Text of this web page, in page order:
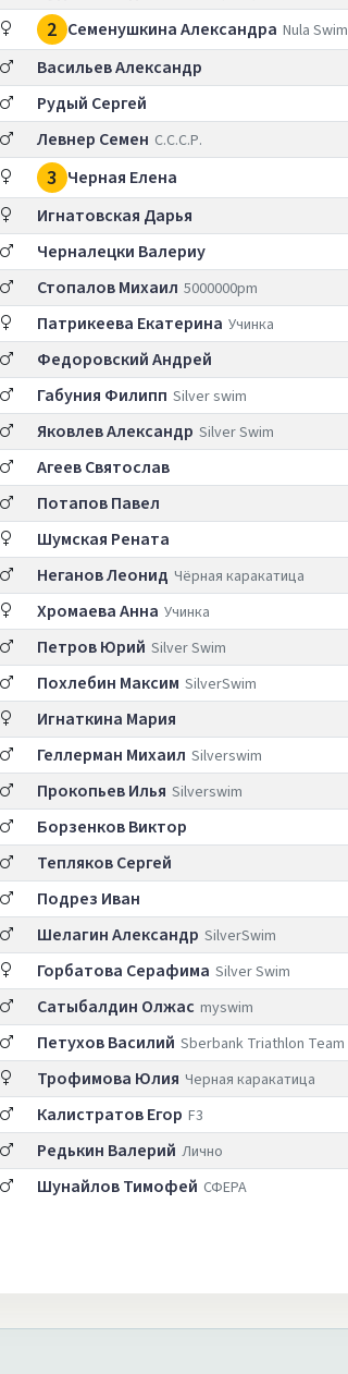
2 Семенушкина Александра Nula Swim
Васильев Александр
Рудый Сергей
Левнер Семен С.С.С.Р.
3 Черная Елена
Игнaтовскaя Дaрья
Черналецки Валериу
Стопалов Михаил 5000000pm
Патрикеева Екатерина Учинка
Федоровский Андрей
Габуния Филипп Silver swim
Яковлев Александр Silver Swim
Агеев Святослав
Потапов Павел
Шумская Рената
Неганов Леонид Чёрная каракатица
Хромаева Анна Учинка
Петров Юрий Silver Swim
Похлебин Максим SilverSwim
Игнаткина Мария
Геллерман Михаил Silverswim
Прокопьев Илья Silverswim
Борзенков Виктор
Тепляков Сергей
Подрез Иван
Шелагин Александр SilverSwim
Горбатова Серафима Silver Swim
Сатыбалдин Олжас myswim
Петухов Василий Sberbank Triathlon Team
Трофимова Юлия Черная каракатица
Калистратов Егор F3
Редькин Валерий Лично
Шунайлов Тимофей СФЕРА